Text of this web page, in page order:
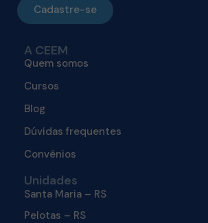
Cadastre-se
A CEEM
Quem somos
Cursos
Blog
Dúvidas frequentes
Convênios
Unidades
Santa Maria – RS
Pelotas – RS